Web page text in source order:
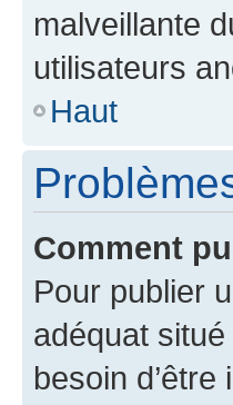
malveillante
utilisateurs
Haut
Comment
Pour publier
adéquat
besoin